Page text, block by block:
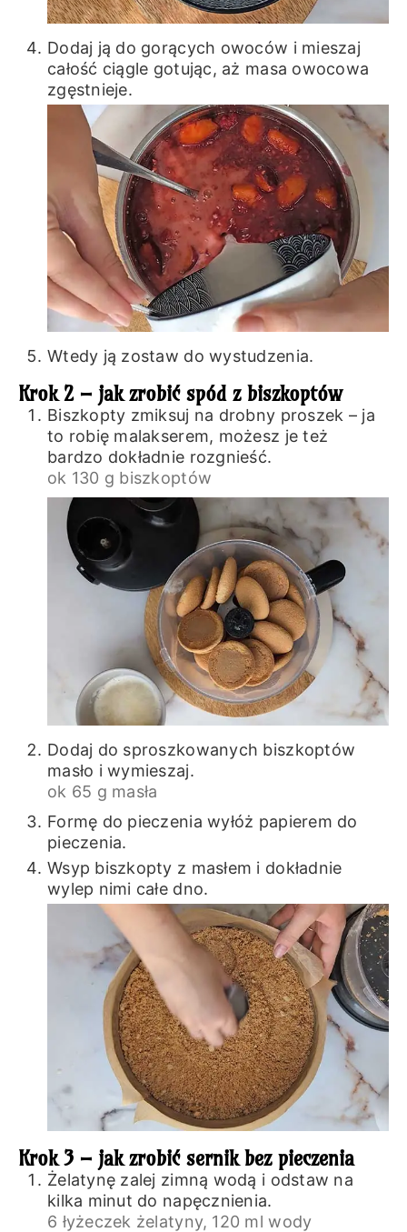
Dodaj ją do gorących owoców i mieszaj
całość ciągle gotując, aż masa owocowa
zgęstnieje.
Wtedy ją zostaw do wystudzenia.
Krok 2 – jak zrobić spód z biszkoptów
Biszkopty zmiksuj na drobny proszek – ja
to robię malakserem, możesz je też
bardzo dokładnie rozgnieść.
ok 130 g biszkoptów
Dodaj do sproszkowanych biszkoptów
masło i wymieszaj.
ok 65 g masła
Formę do pieczenia wyłóż papierem do
pieczenia.
Wsyp biszkopty z masłem i dokładnie
wylep nimi całe dno.
Krok 3 – jak zrobić sernik bez pieczenia
Żelatynę zalej zimną wodą i odstaw na
kilka minut do napęcznienia.
6 łyżeczek żelatyny, 120 ml wody